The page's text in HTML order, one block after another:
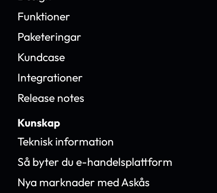
Funktioner
Paketeringar
Kundcase
Integrationer
Release notes
Kunskap
Teknisk information
Så byter du e-handelsplattform
Nya marknader med Askås